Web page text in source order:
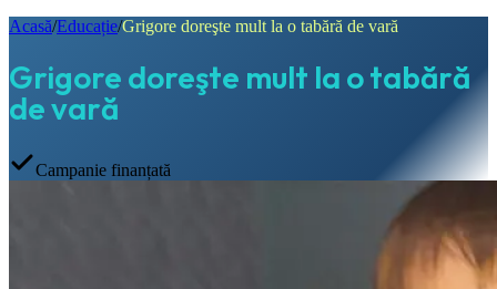
Acasă/Educație/Grigore doreşte mult la o tabără de vară
Grigore doreşte mult la o tabără
de vară
Campanie finanțată